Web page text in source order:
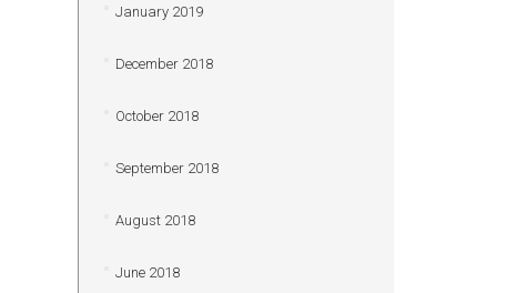
January 2019
December 2018
October 2018
September 2018
August 2018
June 2018